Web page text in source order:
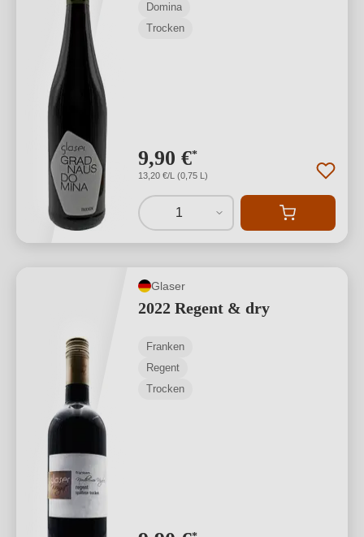
Domina
Trocken
9,90 €*
13,20 €/L (0,75 L)
1
Glaser
2022 Regent & dry
Franken
Regent
Trocken